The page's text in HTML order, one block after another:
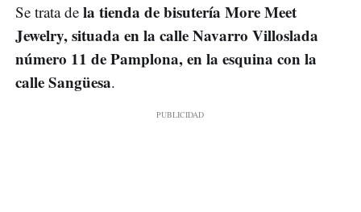
Se trata de la tienda de bisutería More Meet
Jewelry, situada en la calle Navarro Villoslada
número 11 de Pamplona, en la esquina con la
calle Sangüesa.